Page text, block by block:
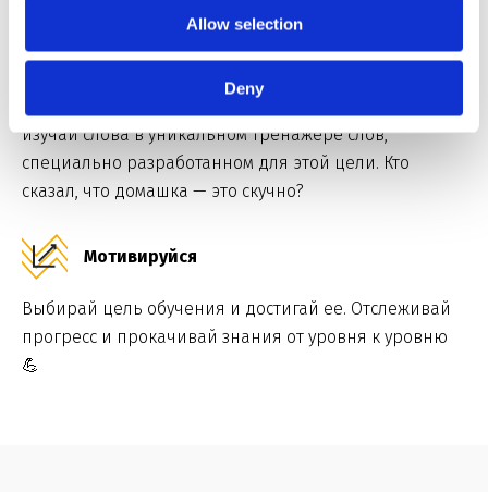
Allow selection
Deny
Делай домашку онлайн
изучай слова в уникальном тренажёре слов,
специально разработанном для этой цели. Кто
сказал, что домашка — это скучно?
Мотивируйся
Выбирай цель обучения и достигай ее. Отслеживай
прогресс и прокачивай знания от уровня к уровню
💪